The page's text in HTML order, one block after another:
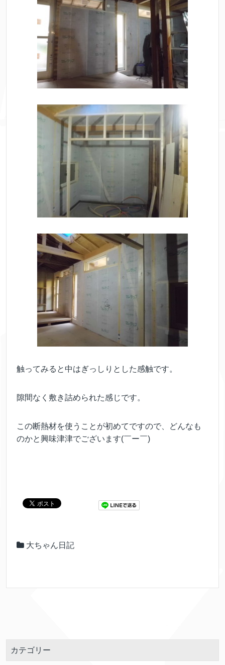
触ってみると中はぎっしりとした感触です。
隙間なく敷き詰められた感じです。
この断熱材を使うことが初めてですので、どんなも
のかと興味津津でございます(￣ー￣)
大ちゃん日記
カテゴリー